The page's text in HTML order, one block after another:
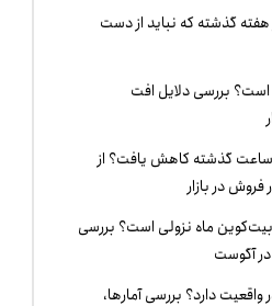
در هفته گذشته که نباید از دست
بررسی دلایل افت
چرا قیمت رمزارزها در ۲۴ ساعت گذشته کاهش یافت؟ از
فروش در بازار
بیت‌کوین ماه نزولی است؟ بررسی
آگوست
دارد؟ بررسی آمارها،